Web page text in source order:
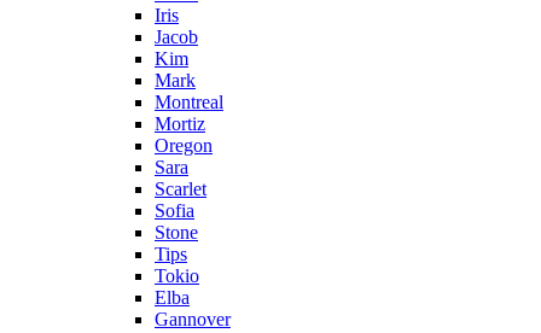
Iris
Jacob
Kim
Mark
Montreal
Mortiz
Oregon
Sara
Scarlet
Sofia
Stone
Tips
Tokio
Elba
Gannover